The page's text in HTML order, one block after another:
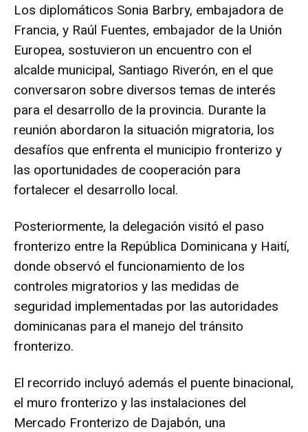
Los diplomáticos Sonia Barbry, embajadora de
Francia, y Raúl Fuentes, embajador de la Unión
Europea, sostuvieron un encuentro con el
alcalde municipal, Santiago Riverón, en el que
conversaron sobre diversos temas de interés
para el desarrollo de la provincia. Durante la
reunión abordaron la situación migratoria, los
desafíos que enfrenta el municipio fronterizo y
las oportunidades de cooperación para
fortalecer el desarrollo local.
Posteriormente, la delegación visitó el paso
fronterizo entre la República Dominicana y Haití,
donde observó el funcionamiento de los
controles migratorios y las medidas de
seguridad implementadas por las autoridades
dominicanas para el manejo del tránsito
fronterizo.
El recorrido incluyó además el puente binacional,
el muro fronterizo y las instalaciones del
Mercado Fronterizo de Dajabón, una